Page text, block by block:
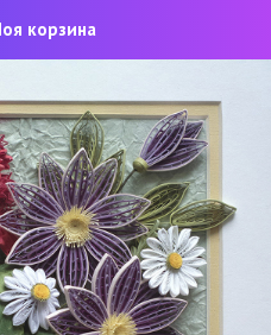
корзина